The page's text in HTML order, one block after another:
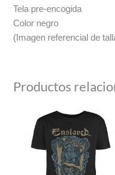
Tela pre-encogida
Color negro
(Imagen referencial de
Productos